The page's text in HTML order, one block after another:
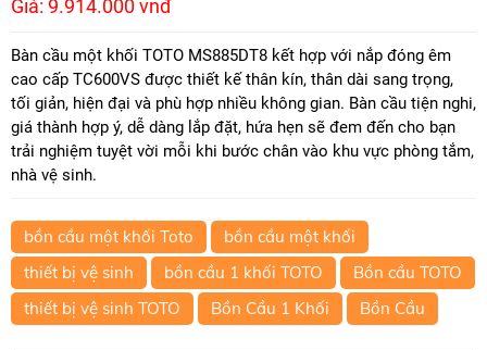
Giá: 9.914.000 vnđ
Bàn cầu một khối TOTO MS885DT8 kết hợp với nắp đóng êm
cao cấp TC600VS được thiết kế thân kín, thân dài sang trọng,
tối giản, hiện đại và phù hợp nhiều không gian. Bàn cầu tiện nghi,
giá thành hợp ý, dễ dàng lắp đặt, hứa hẹn sẽ đem đến cho bạn
trải nghiệm tuyệt vời mỗi khi bước chân vào khu vực phòng tắm,
nhà vệ sinh.
bồn cầu một khối Toto
bồn cầu một khối
thiết bị vệ sinh
bồn cầu 1 khối TOTO
Bồn cầu TOTO
thiết bị vệ sinh TOTO
Bồn Cầu 1 Khối Bồn Cầu